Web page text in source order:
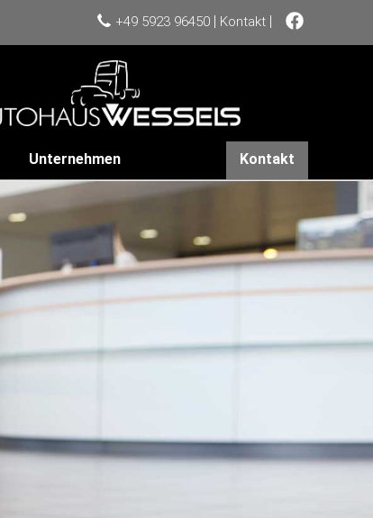
+49 5923 96450 | Kontakt |
Unternehmen Kontakt